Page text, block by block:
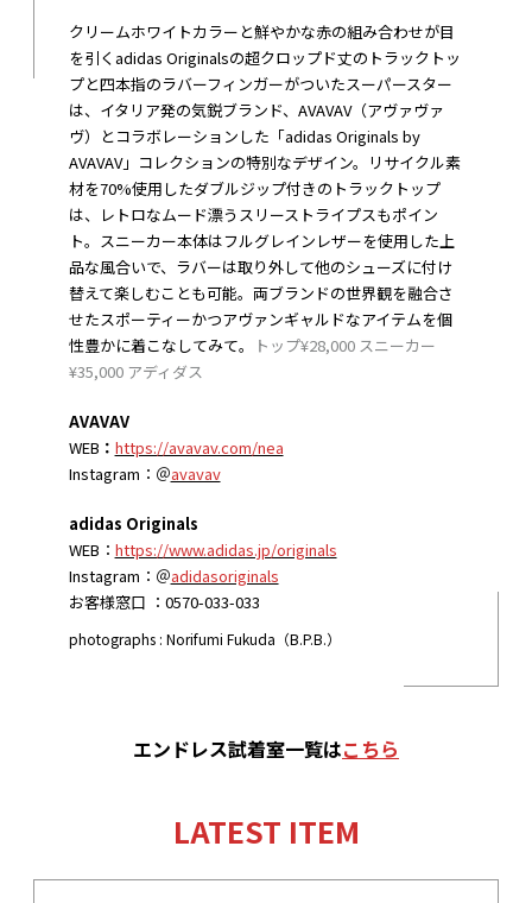
クリームホワイトカラーと鮮やかな赤の組み合わせが目
を引くadidas Originalsの超クロップド丈のトラックトッ
プと四本指のラバーフィンガーがついたスーパースター
は、イタリア発の気鋭ブランド、AVAVAV（アヴァヴァ
ヴ）とコラボレーションした「adidas Originals by
AVAVAV」コレクションの特別なデザイン。リサイクル素
材を70%使用したダブルジップ付きのトラックトップ
は、レトロなムード漂うスリーストライプスもポイン
ト。スニーカー本体はフルグレインレザーを使用した上
品な風合いで、ラバーは取り外して他のシューズに付け
替えて楽しむことも可能。両ブランドの世界観を融合さ
せたスポーティーかつアヴァンギャルドなアイテムを個
性豊かに着こなしてみて。
トップ¥28,000 スニーカー
¥35,000 アディダス
AVAVAV
WEB ： https://avavav.com/nea
Instagram：＠avavav
adidas Originals
WEB： https://www.adidas.jp/originals
Instagram：＠adidasoriginals
お客様窓口 ：0570-033-033
photographs : Norifumi Fukuda（B.P.B.）
エンドレス試着室一覧はこちら
LATEST ITEM